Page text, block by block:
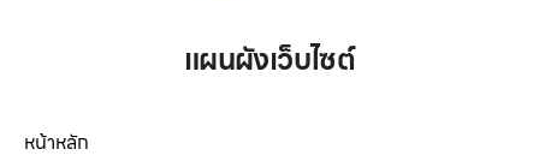
แผนผังเว็บไซต์
หน้าหลัก